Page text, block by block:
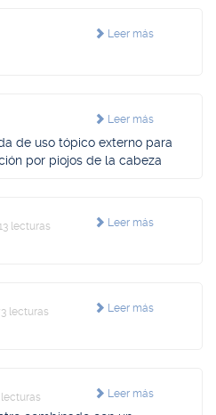
Leer más
Leer más
de uso tópico externo para
por piojos de la cabeza
Leer más
lecturas
Leer más
lecturas
Leer más
lecturas